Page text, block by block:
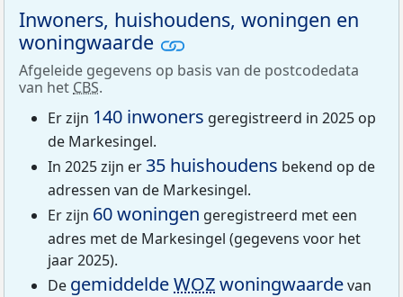
Inwoners, huishoudens, woningen en
woningwaarde
Afgeleide gegevens op basis van de postcodedata
van het CBS.
Er zijn 140 inwoners geregistreerd in 2025 op
de Markesingel.
In 2025 zijn er 35 huishoudens bekend op de
adressen van de Markesingel.
Er zijn 60 woningen geregistreerd met een
adres met de Markesingel (gegevens voor het
jaar 2025).
De gemiddeldeWOZwoningwaardevan